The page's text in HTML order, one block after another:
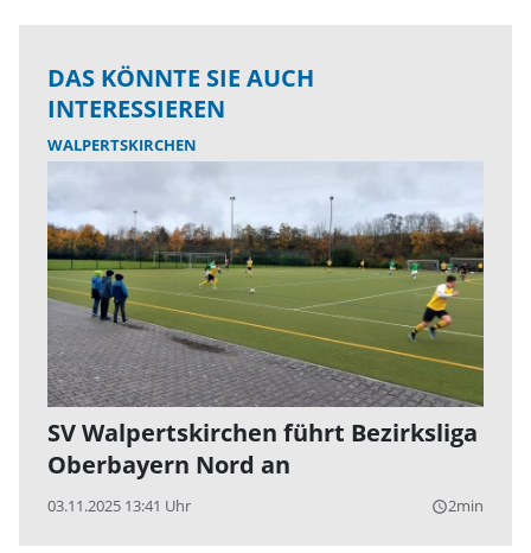
DAS KÖNNTE SIE AUCH
INTERESSIEREN
WALPERTSKIRCHEN
SV Walpertskirchen führt Bezirksliga
Oberbayern Nord an
03.11.2025 13:41 Uhr query_builder2min